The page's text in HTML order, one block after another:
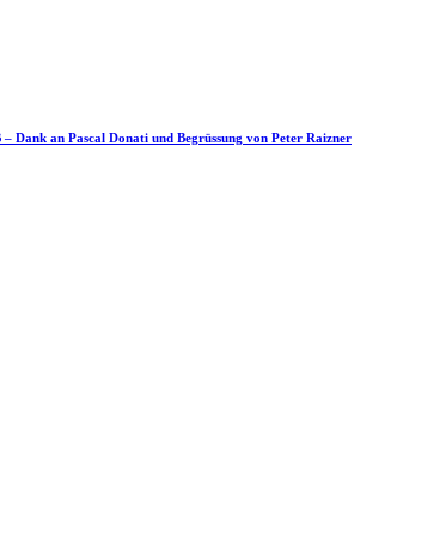
Dank an Pascal Donati und Begrüssung von Peter Raizner